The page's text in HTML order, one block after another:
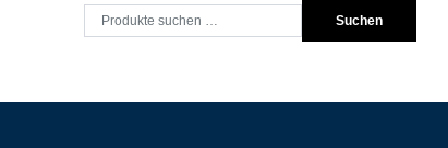
Suche
nach:
Suchen